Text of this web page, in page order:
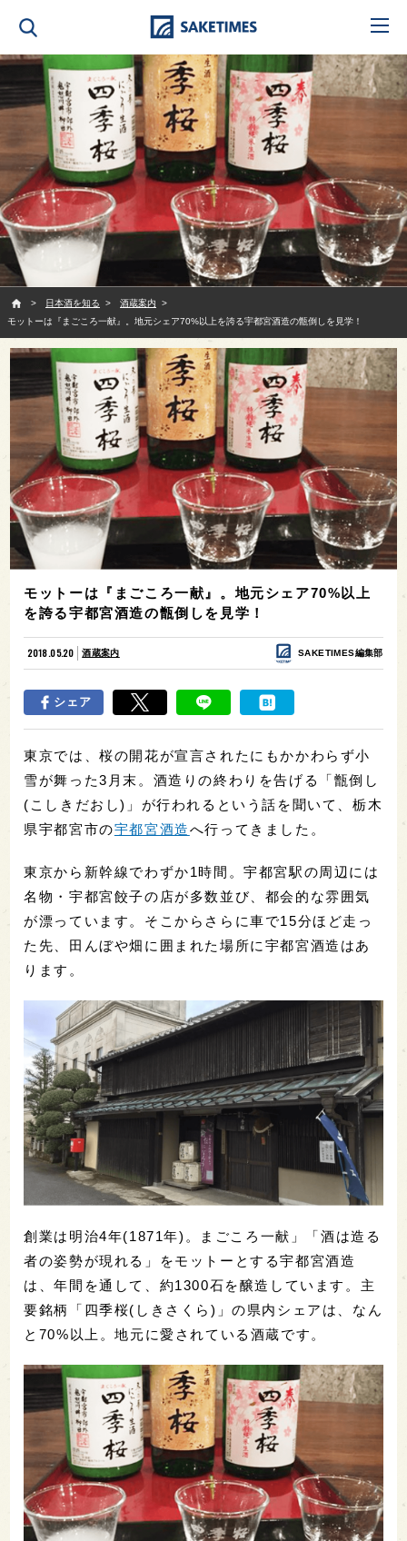
日本酒を知る
酒蔵案内
モットーは『まごころ一献』。地元シェア70%以上を誇る宇都宮酒造の甑倒しを見学！
モットーは『まごころ一献』。地元シェア70%以上
を誇る宇都宮酒造の甑倒しを見学！
2018.05.20 酒蔵案内 SAKETIMES編集部
シェア
東京では、桜の開花が宣言されたにもかかわらず小
雪が舞った3月末。酒造りの終わりを告げる「甑倒し
(こしきだおし)」が行われるという話を聞いて、栃木
県宇都宮市の宇都宮酒造へ行ってきました。
東京から新幹線でわずか1時間。宇都宮駅の周辺には
名物・宇都宮餃子の店が多数並び、都会的な雰囲気
が漂っています。そこからさらに車で15分ほど走っ
た先、田んぼや畑に囲まれた場所に宇都宮酒造はあ
ります。
創業は明治4年(1871年)。まごころ一献」「酒は造る
者の姿勢が現れる」をモットーとする宇都宮酒造
は、年間を通して、約1300石を醸造しています。主
要銘柄「四季桜(しきさくら)」の県内シェアは、なん
と70%以上。地元に愛されている酒蔵です。